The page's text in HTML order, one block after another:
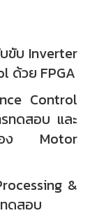
ขับ Inverter
ด้วย FPGA
Control
ทดสอบ และ
ของ Motor
&
ดสอบ